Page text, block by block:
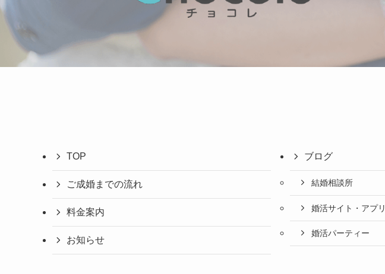
TOP
ご成婚までの流れ
料金案内
お知らせ
ブログ
結婚相談所
婚活サイト・アプリ
婚活パーティー